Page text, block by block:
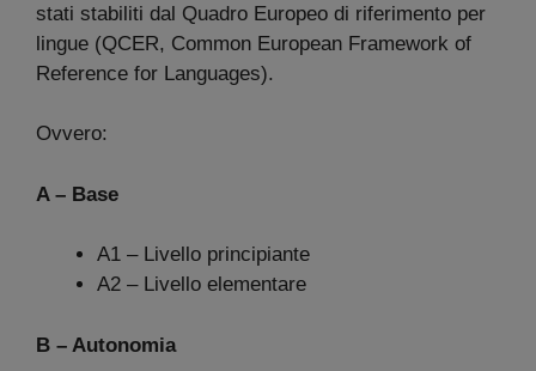
stati stabiliti dal Quadro Europeo di riferimento per
lingue (QCER, Common European Framework of
Reference for Languages).
Ovvero:
A – Base
A1 – Livello principiante
A2 – Livello elementare
B – Autonomia